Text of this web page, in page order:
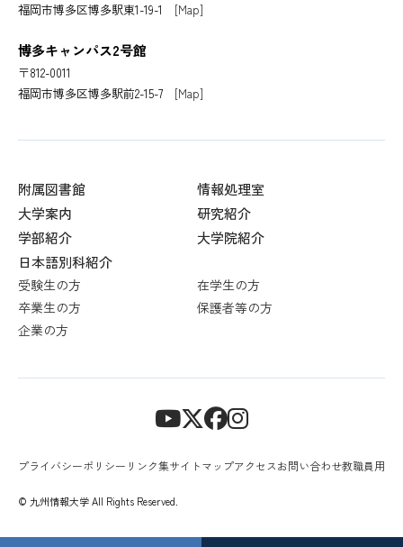
福岡市博多区博多駅東1-19-1 [Map]
博多キャンパス2号館
〒812-0011
福岡市博多区博多駅前2-15-7 [Map]
附属図書館
情報処理室
大学案内
研究紹介
学部紹介
大学院紹介
日本語別科紹介
受験生の方
在学生の方
卒業生の方
保護者等の方
企業の方
プライバシーポリシー リンク集サイトマップアクセスお問い合わせ教職員用
© 九州情報大学 All Rights Reserved.